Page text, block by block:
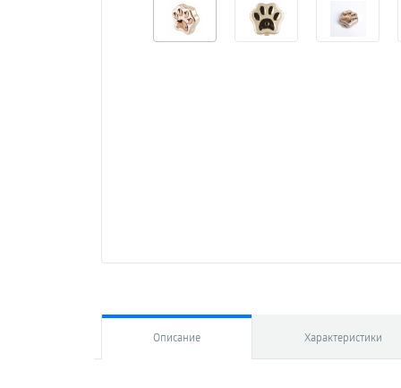
Описание Характеристики